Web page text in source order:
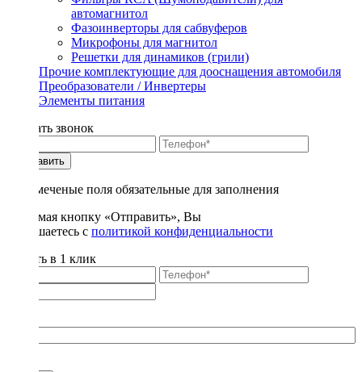
автомагнитол
Фазоинверторы для сабвуферов
Микрофоны для магнитол
Решетки для динамиков (грили)
Прочие комплектующие для дооснащения автомобиля
Преобразователи / Инвертеры
Элементы питания
Заказать звонок
Отправить
* - отмеченые поля обязательные для заполнения
Нажимая кнопку «Отправить», Вы
соглашаетесь с политикой конфиденциальности
Купить в 1 клик